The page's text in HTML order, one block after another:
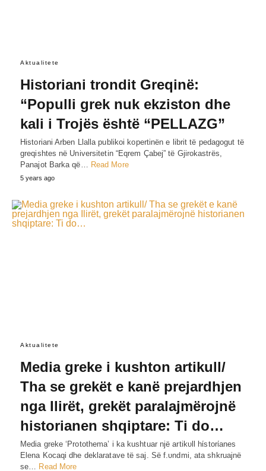
Aktualitete
Historiani trondit Greqinë:
“Populli grek nuk ekziston dhe
kali i Trojës është “PELLAZG”
Historiani Arben Llalla publikoi kopertinën e librit të pedagogut të
greqishtes në Universitetin “Eqrem Çabej” të Gjirokastrës,
Panajot Barka që… Read More
5 years ago
Aktualitete
Media greke i kushton artikull/
Tha se grekët e kanë prejardhjen
nga Ilirët, grekët paralajmërojnë
historianen shqiptare: Ti do…
Media greke ‘Protothema’ i ka kushtuar një artikυll hίstorίanes
Elena Kocaqi dhe deklaratave të saj. Së f.υndmi, ata shkruajnë
se… Read More